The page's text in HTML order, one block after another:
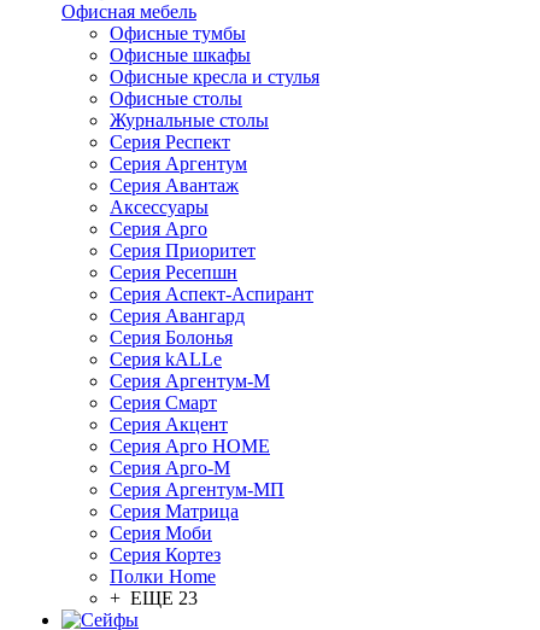
Офисная мебель
Офисные тумбы
Офисные шкафы
Офисные кресла и стулья
Офисные столы
Журнальные столы
Серия Респект
Серия Аргентум
Серия Авантаж
Аксессуары
Серия Арго
Серия Приоритет
Серия Ресепшн
Серия Аспект-Аспирант
Серия Авангард
Серия Болонья
Серия kALLe
Серия Аргентум-М
Серия Смарт
Серия Акцент
Серия Арго HOME
Серия Арго-М
Серия Аргентум-МП
Серия Матрица
Серия Моби
Серия Кортез
Полки Home
+ ЕЩЕ 23